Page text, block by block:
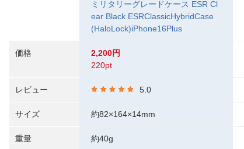
価格
レビュー
サイズ
重量
ミリタリーグレードケース ESR Cl
ear Black ESRClassicHybridCase
(HaloLock)iPhone16Plus
2,200円
220pt
5.0
約82×164×14mm
約40g